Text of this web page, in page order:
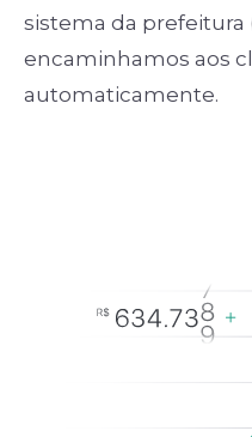
sistema da prefeitura
encaminhamos aos
automaticamente.